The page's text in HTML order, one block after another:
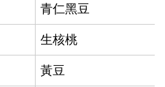
青仁黑豆
生核桃
黃豆